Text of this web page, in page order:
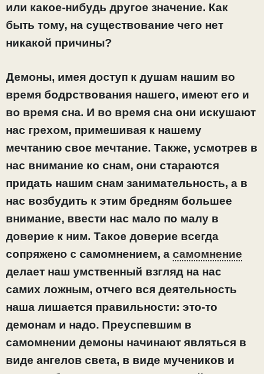
или какое-нибудь другое значение. Как
быть тому, на существование чего нет
никакой причины?
Демоны, имея доступ к душам нашим во
время бодрствования нашего, имеют его и
во время сна. И во время сна они искушают
нас грехом, примешивая к нашему
мечтанию свое мечтание. Также, усмотрев в
нас внимание ко снам, они стараются
придать нашим снам занимательность, а в
нас возбудить к этим бредням большее
внимание, ввести нас мало по малу в
доверие к ним. Такое доверие всегда
сопряжено с самомнением, а самомнение
делает наш умственный взгляд на нас
самих ложным, отчего вся деятельность
наша лишается правильности: это-то
демонам и надо. Преуспевшим в
самомнении демоны начинают являться в
виде ангелов света, в виде мучеников и